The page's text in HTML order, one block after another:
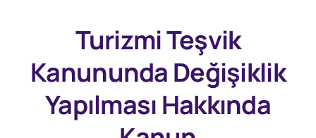
Turizmi Teşvik
Kanununda Değişiklik
Yapılması Hakkında